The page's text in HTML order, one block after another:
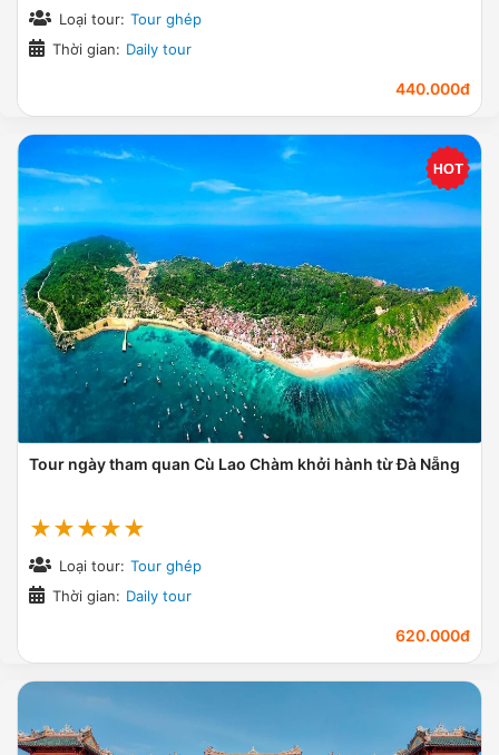
Loại tour: Tour ghép
Thời gian: Daily tour
440.000đ
Tour ngày tham quan Cù Lao Chàm khởi hành từ Đà Nẵng
★★★★★
Loại tour: Tour ghép
Thời gian: Daily tour
620.000đ